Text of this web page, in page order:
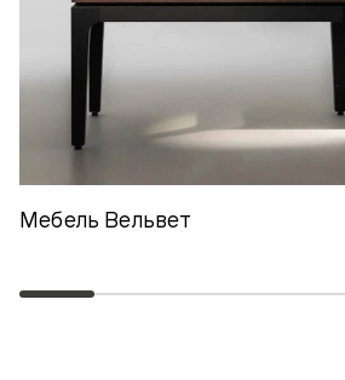
Мебель Вельвет